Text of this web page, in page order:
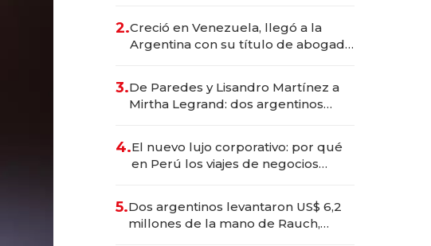
2.Creció en Venezuela, llegó a la
Argentina con su título de abogado
marcas "fast premium"
3.De Paredes y Lisandro Martínez a
Mirtha Legrand: dos argentinos
4.El nuevo lujo corporativo: por qué
en Perú los viajes de negocios
transformadoras
5.Dos argentinos levantaron US$ 6,2
millones de la mano de Rauch,